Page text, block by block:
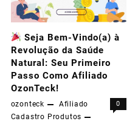
Seja Bem-Vindo(a) à
Revolução da Saúde
Natural: Seu Primeiro
Passo Como Afiliado
OzonTeck!
ozonteck
Afiliado
Cadastro Produtos
0